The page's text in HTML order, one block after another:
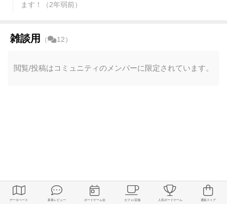
ます！
（2年弱前）
雑談用 （ 12）
閲覧/投稿はコミュニティのメンバーに限定されています。